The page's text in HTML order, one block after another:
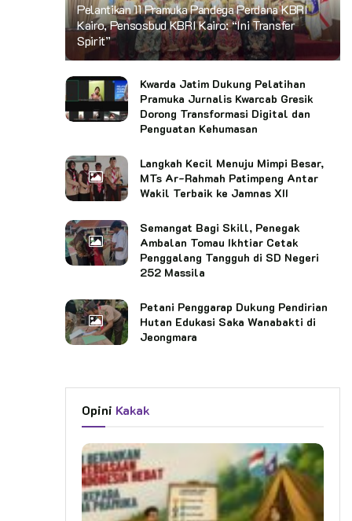
Pelantikan 11 Pramuka Pandega Perdana KBRI
Kairo, Pensosbud KBRI Kairo: “Ini Transfer
Spirit”
Kwarda Jatim Dukung Pelatihan
Pramuka Jurnalis Kwarcab Gresik
Dorong Transformasi Digital dan
Penguatan Kehumasan
Langkah Kecil Menuju Mimpi Besar,
MTs Ar-Rahmah Patimpeng Antar
Wakil Terbaik ke Jamnas XII
Semangat Bagi Skill, Penegak
Ambalan Tomau Ikhtiar Cetak
Penggalang Tangguh di SD Negeri
252 Massila
Petani Penggarap Dukung Pendirian
Hutan Edukasi Saka Wanabakti di
Jeongmara
Opini Kakak